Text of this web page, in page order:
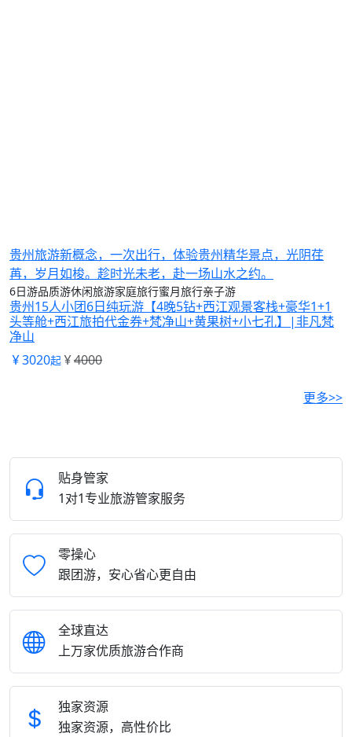
贵州旅游新概念，一次出行，体验贵州精华景点，光阴荏
苒，岁月如梭。趁时光未老，赴一场山水之约。
6日游品质游休闲旅游家庭旅行蜜月旅行亲子游
贵州15人小团6日纯玩游【4晚5钻+西江观景客栈+豪华1+1
头等舱+西江旅拍代金券+梵净山+黄果树+小七孔】|非凡梵
净山
3020起 4000
更多>>
贴身管家
1对1专业旅游管家服务
零操心
跟团游，安心省心更自由
全球直达
上万家优质旅游合作商
独家资源
独家资源，高性价比